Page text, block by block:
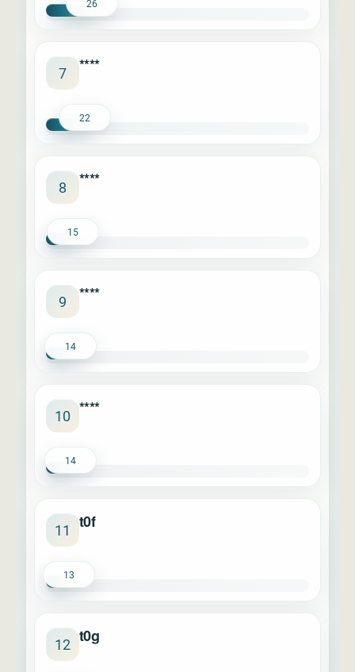
26
7 ****
22
8 ****
15
9 ****
14
10 ****
14
11 t0f
13
12 t0g